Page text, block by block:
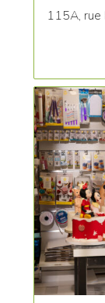
115A,